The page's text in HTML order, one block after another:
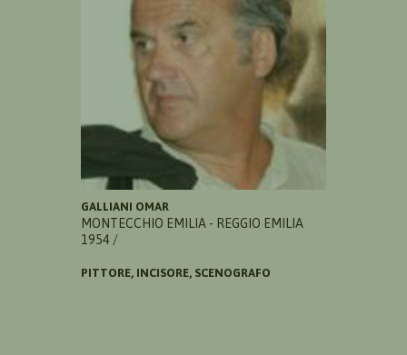
GALLIANI OMAR
MONTECCHIO EMILIA - REGGIO EMILIA
1954 /
PITTORE, INCISORE, SCENOGRAFO